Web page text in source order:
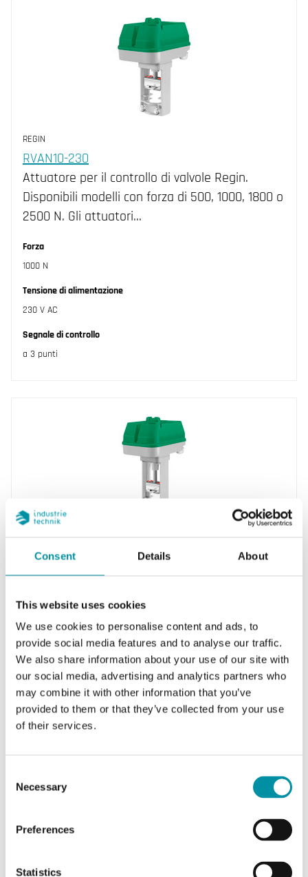
Consent Details About
This website uses cookies
We use cookies to personalise content and ads, to
provide social media features and to analyse our traffic.
We also share information about your use of our site with
our social media, advertising and analytics partners who
may combine it with other information that you’ve
provided to them or that they’ve collected from your use
of their services.
Selection
Necessary
Preferences
Statistics
REGIN
RVAN10-230
Attuatore per il controllo di valvole Regin.
Disponibili modelli con forza di 500, 1000, 1800 o
2500 N. Gli attuatori…
Forza
1000 N
Tensione di alimentazione
230 V AC
Segnale di controllo
a 3 punti
RVAN18-230
Attuatore per il controllo di valvole Regin.
Disponibili modelli con forza di 500, 1000, 1800 o
Forza
1800 N
Tensione di alimentazione
230 V AC